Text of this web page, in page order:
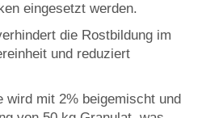
eingesetzt werden.
die Rostbildung im
und reduziert
wird mit 2% beigemischt und